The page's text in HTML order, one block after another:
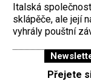
Italská
sklápěče, ale její
vyhrály pouštní
Přejete